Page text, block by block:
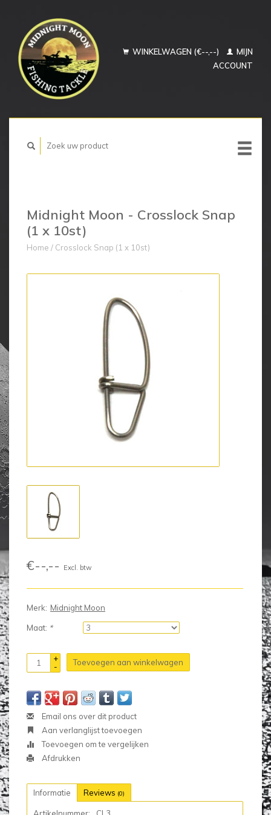
WINKELWAGEN (€--,--)
MIJN
ACCOUNT
Midnight Moon - Crosslock Snap
(1 x 10st)
Home / Crosslock Snap (1 x 10st)
€--,-- Excl. btw
Merk: Midnight Moon
Maat: *
+
-
Toevoegen aan winkelwagen
Email ons over dit product
Aan verlanglijst toevoegen
Toevoegen om te vergelijken
Afdrukken
Informatie Reviews (0)